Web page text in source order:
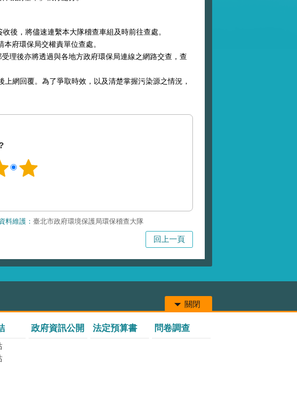
後，將儘速連繫本大隊稽查車組及時前往查處。
府環保局交權責單位查處。
理後亦將透過與各地方政府環保局連線之網路交查，查
上網回覆。為了爭取時效，以及清楚掌握污染源之情況，
料維護： 臺北市政府環境保護局環保稽查大隊
回上一頁
關閉
政府資訊公開 法定預算書 問卷調查